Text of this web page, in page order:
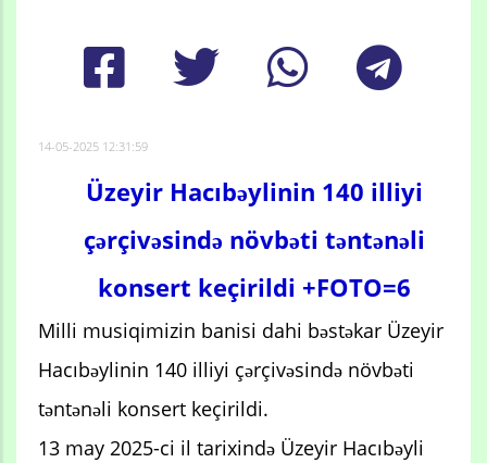
14-05-2025 12:31:59
Üzeyir Hacıbəylinin 140 illiyi
çərçivəsində növbəti təntənəli
konsert keçirildi +FOTO=6
Milli musiqimizin banisi dahi bəstəkar Üzeyir
Hacıbəylinin 140 illiyi çərçivəsində növbəti
təntənəli konsert keçirildi.
13 may 2025-ci il tarixində Üzeyir Hacıbəyli